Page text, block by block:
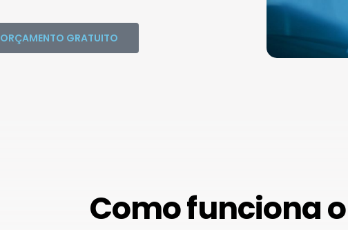
ORÇAMENTO GRATUITO
Como funciona o